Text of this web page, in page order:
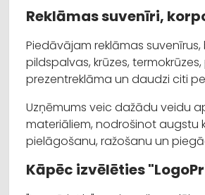
Reklāmas suvenīri,
Piedāvājam reklāmas
pildspalvas, krūzes,
prezentreklāma un daudzi citi
Uzņēmums veic dažādu veidu
materiāliem, nodrošinot augstu
pielāgošanu, ražošanu un
Kāpēc izvēlēties